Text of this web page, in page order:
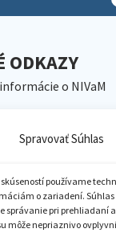
Spravovať Súhlas
používame
o zariadení.
správanie pri prehliadaní
môže nepriaznivo
ODKAZY
o NIVaM
NIVaM
inštitúcie